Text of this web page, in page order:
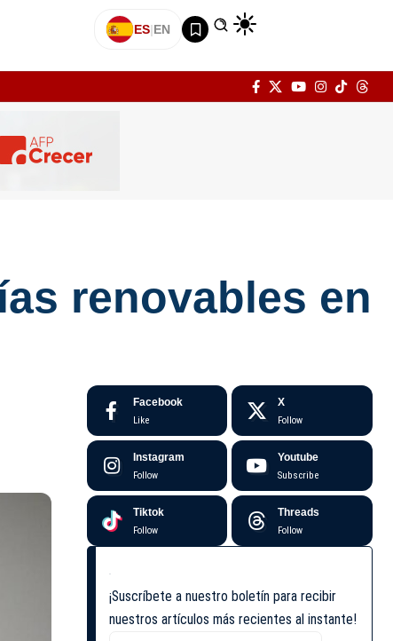
ES|EN
renovables en
Facebook
Like
X
Follow
Instagram
Follow
Youtube
Subscribe
Tiktok
Follow
Threads
Follow
¡Suscríbete a nuestro boletín para recibir
nuestros artículos más recientes al instante!